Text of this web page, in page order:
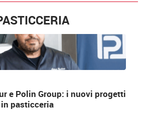
e Polin Group: i nuovi progetti
pasticceria